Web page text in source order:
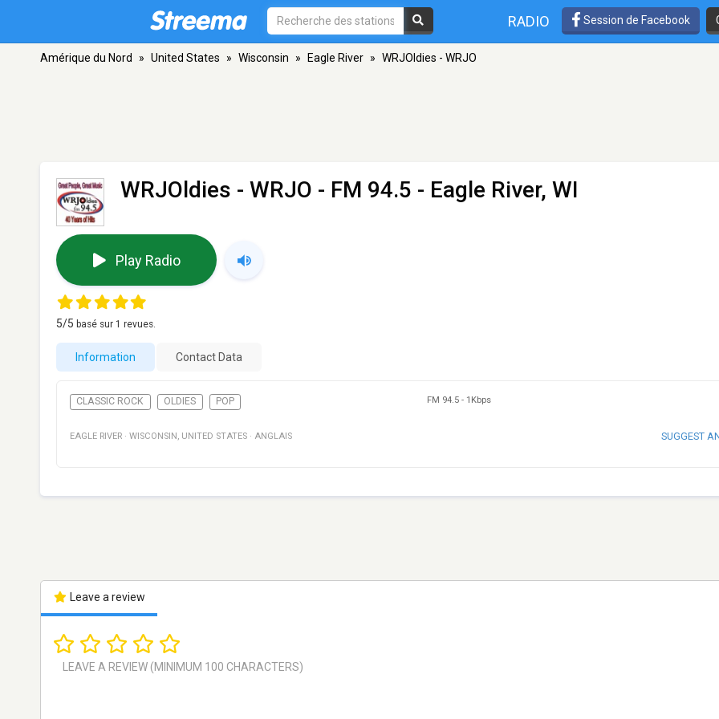
RADIO Session de Facebook
Amérique du Nord » United States » Wisconsin » Eagle River » WRJOldies - WRJO
WRJOldies - WRJO - FM 94.5 - Eagle River, WI
Play Radio
5/5 basé sur 1 revues.
Information Contact Data
CLASSIC ROCK OLDIES POP FM 94.5 - 1Kbps
EAGLE RIVER · WISCONSIN , UNITED STATES · ANGLAIS SUGGEST
Leave a review